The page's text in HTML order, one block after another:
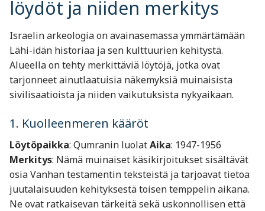
löydöt ja niiden merkitys
Israelin arkeologia on avainasemassa ymmärtämään
Lähi-idän historiaa ja sen kulttuurien kehitystä.
Alueella on tehty merkittäviä löytöjä, jotka ovat
tarjonneet ainutlaatuisia näkemyksiä muinaisista
sivilisaatioista ja niiden vaikutuksista nykyaikaan.
1. Kuolleenmeren kääröt
Löytöpaikka: Qumranin luolatAika: 1947-1956
Merkitys: Nämä muinaiset käsikirjoitukset sisältävät
osia Vanhan testamentin teksteistä ja tarjoavat tietoa
juutalaisuuden kehityksestä toisen temppelin aikana.
Ne ovat ratkaisevan tärkeitä sekä uskonnollisen että